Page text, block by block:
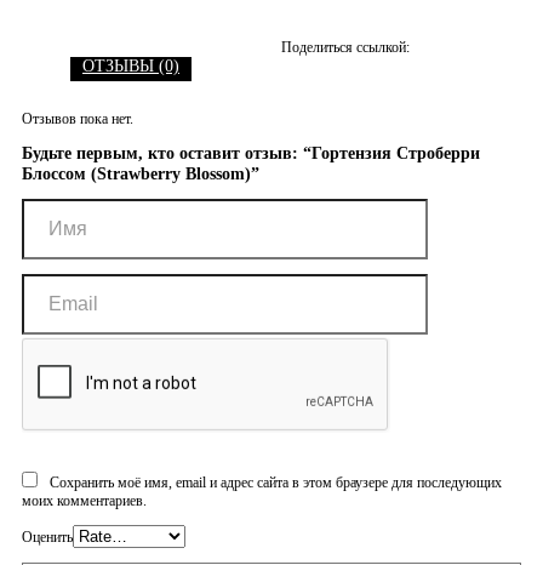
Поделиться ссылкой:
ОТЗЫВЫ (0)
Отзывов пока нет.
Будьте первым, кто оставит отзыв: “Гортензия Строберри
Блоссом (Strawberry Blossom)”
Сохранить моё имя, email и адрес сайта в этом браузере для последующих
моих комментариев.
Оценить